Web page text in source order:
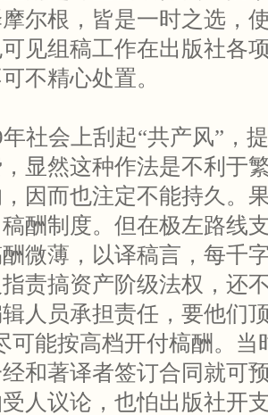
尔根，皆是一时之选，
见组稿工作在出版社各
不精心处置。
社会上刮起“共产风”，
显然这种作法是不利于
因而也注定不能持久。
酬制度。但在极左路线
微薄，以译稿言，每千
责搞资产阶级法权，还
人员承担责任，要他们
可能按高档开付槁酬。当
和著译者签订合同就可
人议论，也怕出版社开